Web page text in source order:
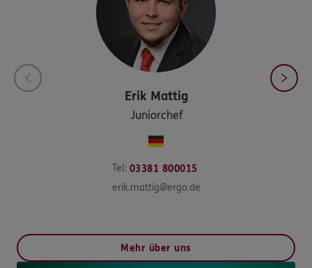
Erik Mattig
Juniorchef
Tel: 03381 800015
erik.mattig@ergo.de
Mehr über uns